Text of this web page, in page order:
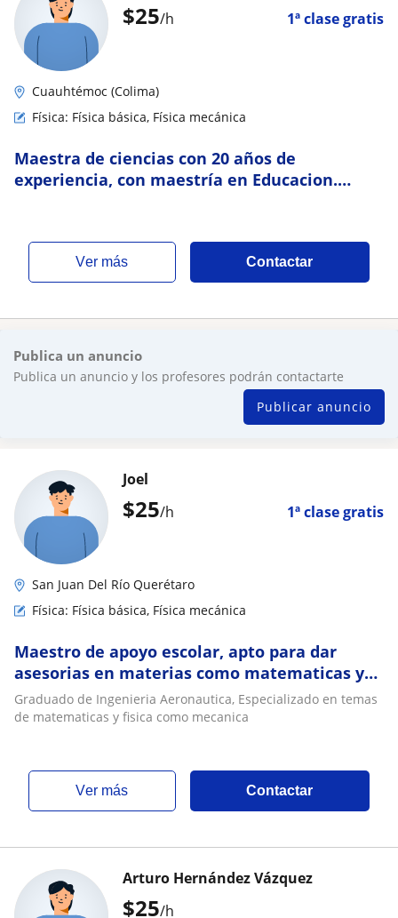
$25/h 1ª clase gratis
Cuauhtémoc (Colima)
Física: Física básica, Física mecánica
Maestra de ciencias con 20 años de
experiencia, con maestría en Educacion.
ver más Contactar
Publica un anuncio
Publica un anuncio y los profesores podrán contactarte
Publicar anuncio
$25/h 1ª clase gratis
Joel
San Juan Del Río Querétaro
Física: Física básica, Física mecánica
Maestro de apoyo escolar, apto para dar
asesorias en materias como matematicas y
fisica
Graduado de Ingenieria Aeronautica, Especializado en temas
de matematicas y fisica como mecanica
ver más Contactar
$25/h
Arturo Hernández Vázquez